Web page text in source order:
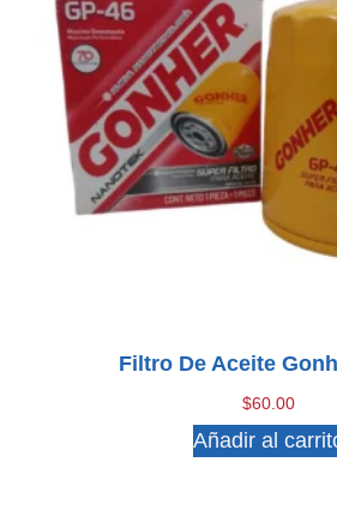
Filtro De Aceite
$60.00
Añadir al